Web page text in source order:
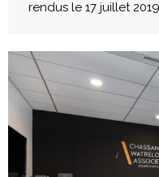
rendus le 17 juillet